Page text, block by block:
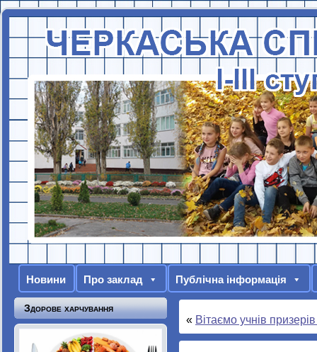
Новини Про заклад Публічна інформація
Здорове харчування
« Вітаємо учнів